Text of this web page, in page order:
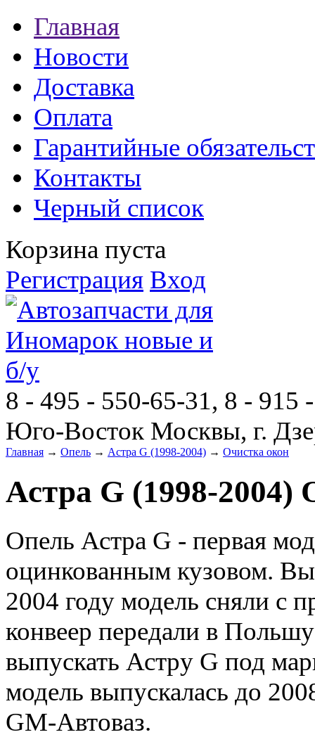
Главная
Новости
Доставка
Оплата
Гарантийные
Контакты
Черный список
Корзина пуста
Регистрация Вход
8 - 495 - 550-65-31, 8 - 915
Юго-Восток Москвы, г.
Главная → Опель → Астра G (1998-2004) → Очистка окон
Астра G (1998-2004)
Опель Астра G - первая
оцинкованным кузовом.
2004 году модель сняли с
конвеер передали в
выпускать Астру G под
модель выпускалась до
GM-Автоваз.